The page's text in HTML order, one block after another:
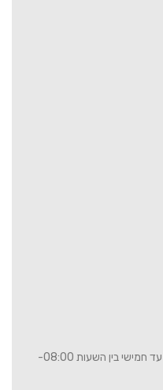
שעות הפעילות של בית המרקחת : בימי ראשון עד חמישי בין השעות 08:00-